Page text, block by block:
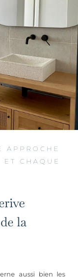
APPROCHE
CHAQUE
la
aussi bien les